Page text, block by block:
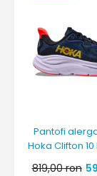
Pantofi
Hoka Clifton 10
819,00 ron